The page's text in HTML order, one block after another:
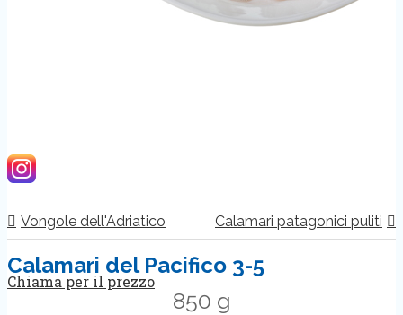
Vongole dell'Adriatico Calamari patagonici puliti
Calamari del Pacifico 3-5
Chiama per il prezzo
850 g